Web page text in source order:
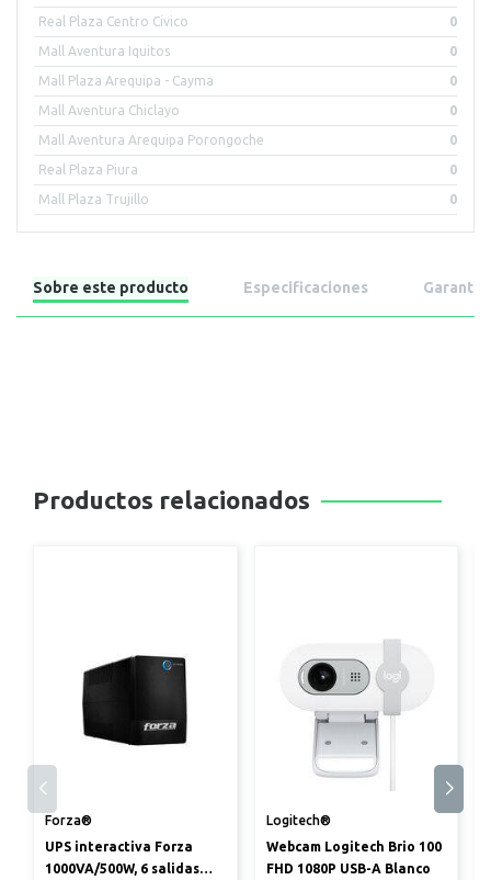
Real Plaza Centro Civico 0
Mall Aventura Iquitos 0
Mall Plaza Arequipa - Cayma 0
Mall Aventura Chiclayo 0
Mall Aventura Arequipa Porongoche 0
Real Plaza Piura 0
Mall Plaza Trujillo 0
Sobre este producto Especificaciones Garantía
Productos relacionados
Forza®
UPS interactiva Forza
1000VA/500W, 6 salidas
Logitech®
Webcam Logitech Brio 100
FHD 1080P USB-A Blanco